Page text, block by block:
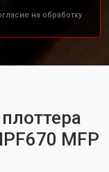
на обработку
MFP